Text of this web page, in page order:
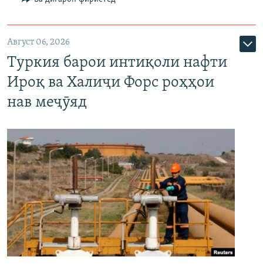
Август 06, 2026
Туркия барои интиқоли нафти
Ироқ ва Халиҷи Форс роҳҳои
нав меҷӯяд